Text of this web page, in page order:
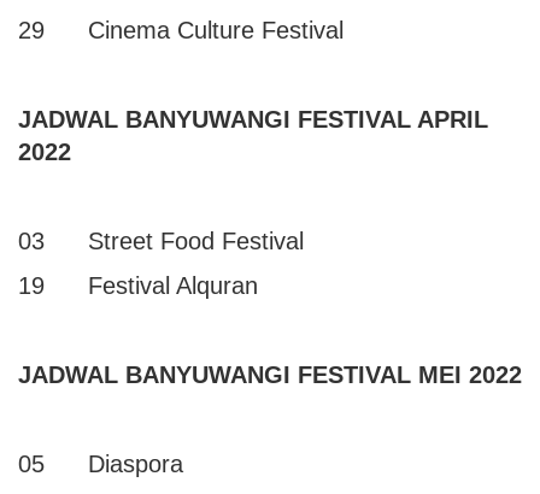
29 Cinema Culture Festival
JADWAL BANYUWANGI FESTIVAL APRIL
2022
03 Street Food Festival
19 Festival Alquran
JADWAL BANYUWANGI FESTIVAL MEI 2022
05 Diaspora